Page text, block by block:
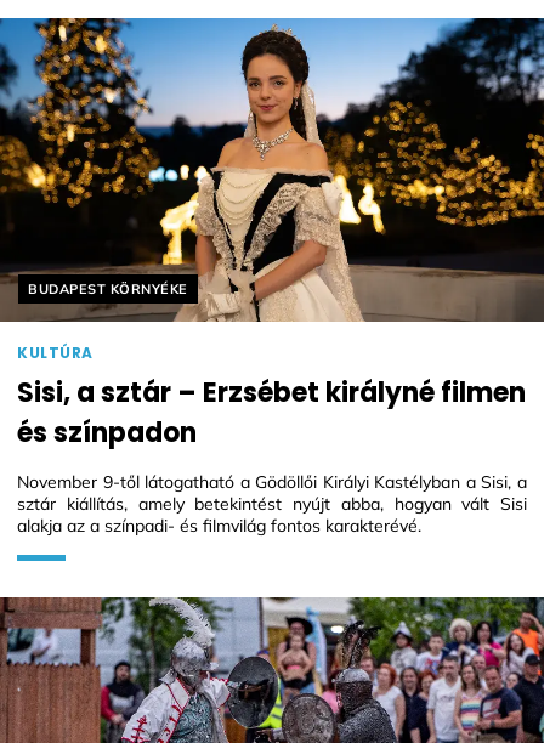
Helyszín címkék:
BUDAPEST KÖRNYÉKE
KULTÚRA
Sisi, a sztár – Erzsébet királyné filmen
és színpadon
November 9-től látogatható a Gödöllői Királyi Kastélyban a Sisi, a
sztár kiállítás, amely betekintést nyújt abba, hogyan vált Sisi
alakja az a színpadi- és filmvilág fontos karakterévé.